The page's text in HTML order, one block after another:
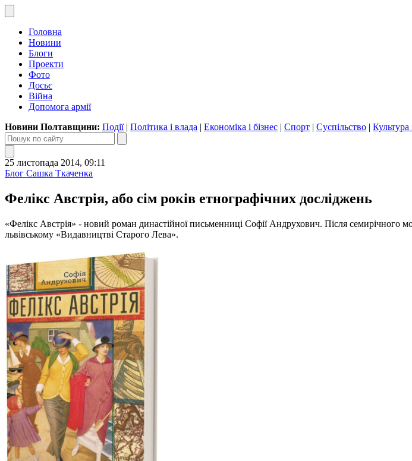
Головна
Новини
Блоги
Проекти
Фото
Досьє
Війна
Допомога армії
Новини Полтавщини: Події| Політика і влада | Економіка і бізнес | Спорт | Суспільство | Культура
25 листопада 2014, 09:11
Блог Сашка Ткаченка
Фелікс Австрія, або сім років етнографічних досліджень
«Фелікс Австрія» - новий роман династійної письменниці Софії Андрухович. Після семирічного
львівському «Видавництві Старого Лева».